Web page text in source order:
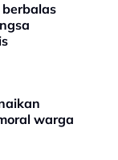
warga